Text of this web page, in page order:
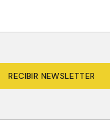
RECIBIR NEWSLETTER